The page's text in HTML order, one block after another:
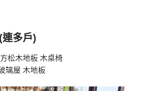
多戶)
松木地板 木桌椅
璃屋 木地板